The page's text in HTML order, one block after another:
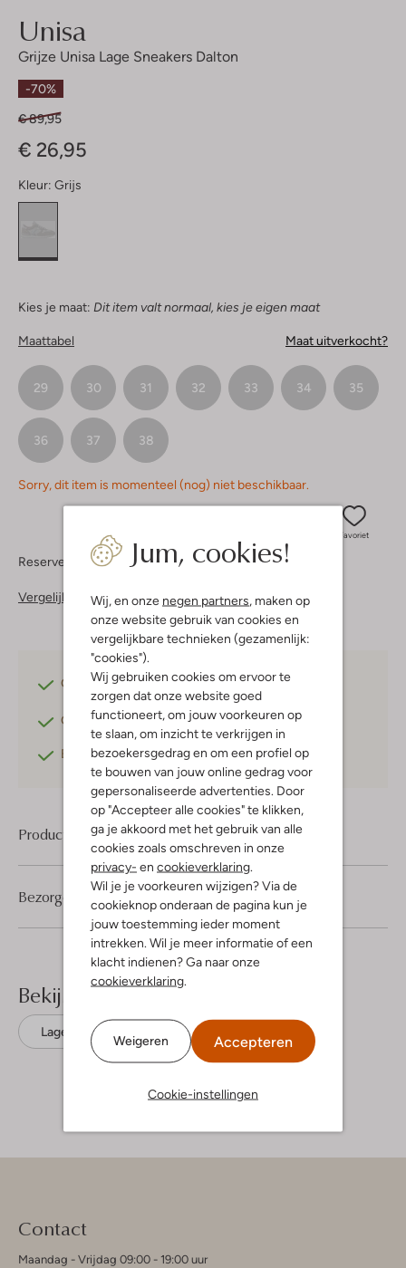
Jum, cookies!
Wij, en onze negen partners , maken op
onze website gebruik van cookies en
vergelijkbare technieken (gezamenlijk:
"cookies").
Wij gebruiken cookies om ervoor te
zorgen dat onze website goed
functioneert, om jouw voorkeuren op
te slaan, om inzicht te verkrijgen in
bezoekersgedrag en om een profiel op
te bouwen van jouw online gedrag voor
gepersonaliseerde advertenties. Door
op "Accepteer alle cookies" te klikken,
ga je akkoord met het gebruik van alle
cookies zoals omschreven in onze
privacy- en cookieverklaring
Wil je je voorkeuren wijzigen? Via de
cookieknop onderaan de pagina kun je
jouw toestemming ieder moment
intrekken. Wil je meer informatie of een
klacht indienen? Ga naar onze
cookieverklaring
Weigeren Accepteren
Cookie-instellingen
Unisa
Grijze Unisa Lage Sneakers Dalton
-70%
€ 89,95
€ 26,95
Kleur: Grijs
Kies je maat: Dit item valt normaal, kies je eigen maat
Maattabel Maat uitverkocht?
29 30 31 32 33 34 35
36 37 38
Sorry, dit item is momenteel (nog) niet beschikbaar.
Favoriet
Reserveer direct in een van onze 37 boutiques
Vergelijkbare items
Gratis verzendingvanaf €75,-
Gratis retournerenbinnen 30 dagen*
Betaal achterafmet Klarna
Product informatie
Bezorgen & retourneren
Bekijk meer
Lage sneakers Unisa
Contact
Maandag - Vrijdag 09:00 - 19:00 uur